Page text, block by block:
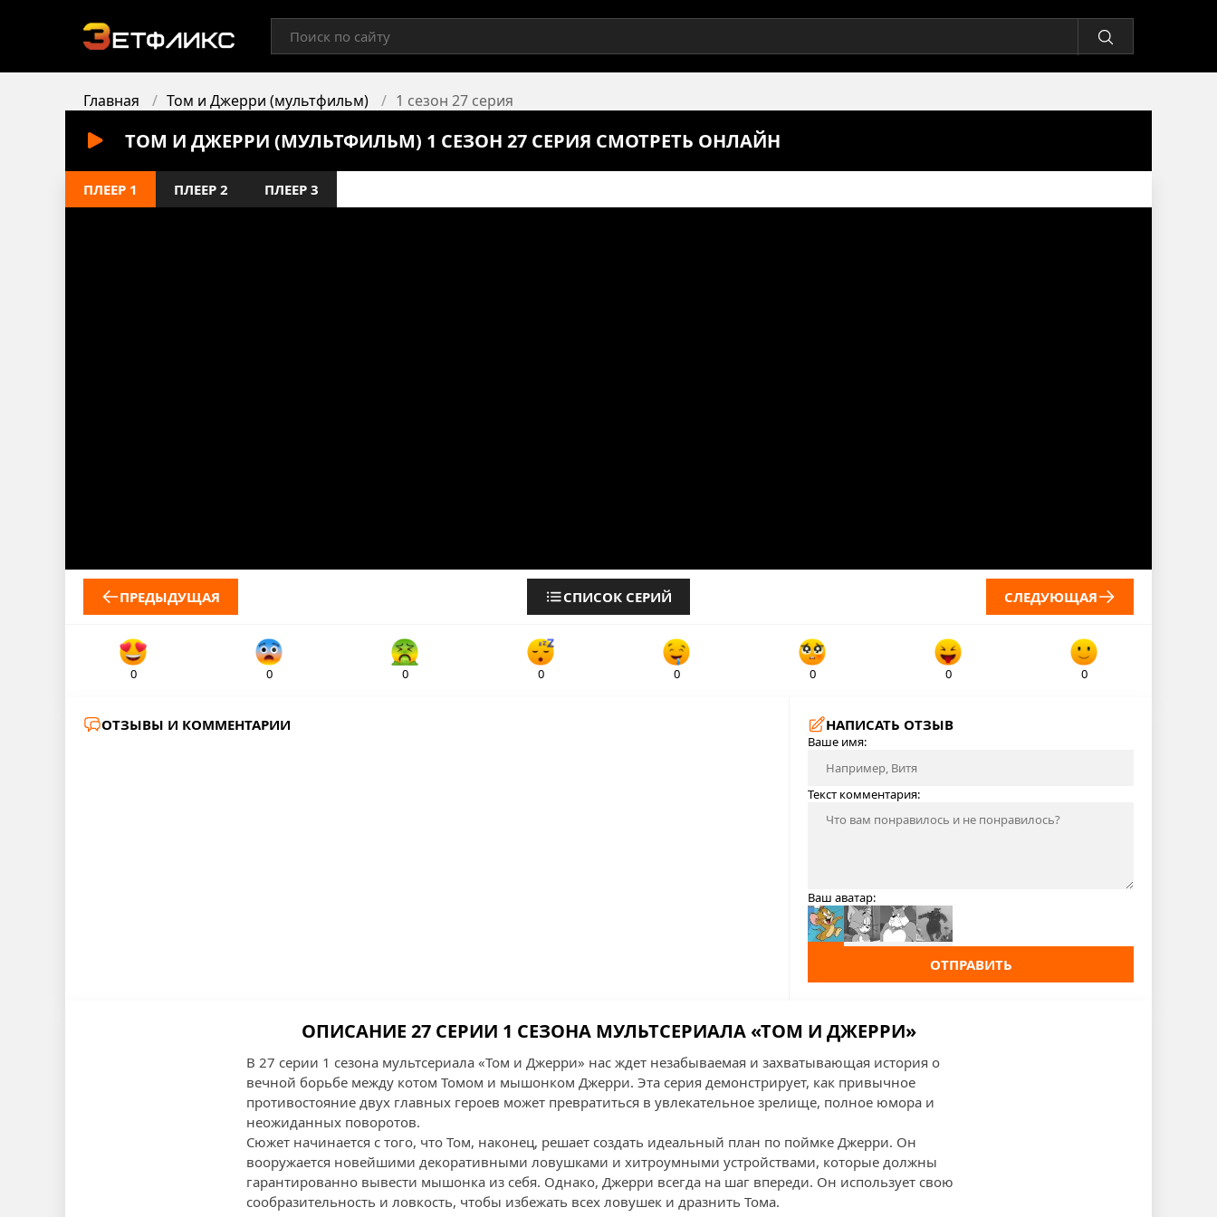
Главная Том и Джерри (мультфильм) 1 сезон 27 серия
ТОМ И ДЖЕРРИ (МУЛЬТФИЛЬМ) 1 СЕЗОН 27 СЕРИЯ СМОТРЕТЬ ОНЛАЙН
ПЛЕЕР 1 ПЛЕЕР 2 ПЛЕЕР 3
ПРЕДЫДУЩАЯ СПИСОК СЕРИЙ СЛЕДУЮЩАЯ
0 0 0 0 0 0 0 0
ОТЗЫВЫ И КОММЕНТАРИИ НАПИСАТЬ ОТЗЫВ
Ваше имя:
Текст комментария:
Ваш аватар:
ОТПРАВИТЬ
ОПИСАНИЕ 27 СЕРИИ 1 СЕЗОНА МУЛЬТСЕРИАЛА «ТОМ И ДЖЕРРИ»
В 27 серии 1 сезона мультсериала «Том и Джерри» нас ждет незабываемая и захватывающая история о
вечной борьбе между котом Томом и мышонком Джерри. Эта серия демонстрирует, как привычное
противостояние двух главных героев может превратиться в увлекательное зрелище, полное юмора и
неожиданных поворотов.
Сюжет начинается с того, что Том, наконец, решает создать идеальный план по поймке Джерри. Он
вооружается новейшими декоративными ловушками и хитроумными устройствами, которые должны
гарантированно вывести мышонка из себя. Однако, Джерри всегда на шаг впереди. Он использует свою
сообразительность и ловкость, чтобы избежать всех ловушек и дразнить Тома.